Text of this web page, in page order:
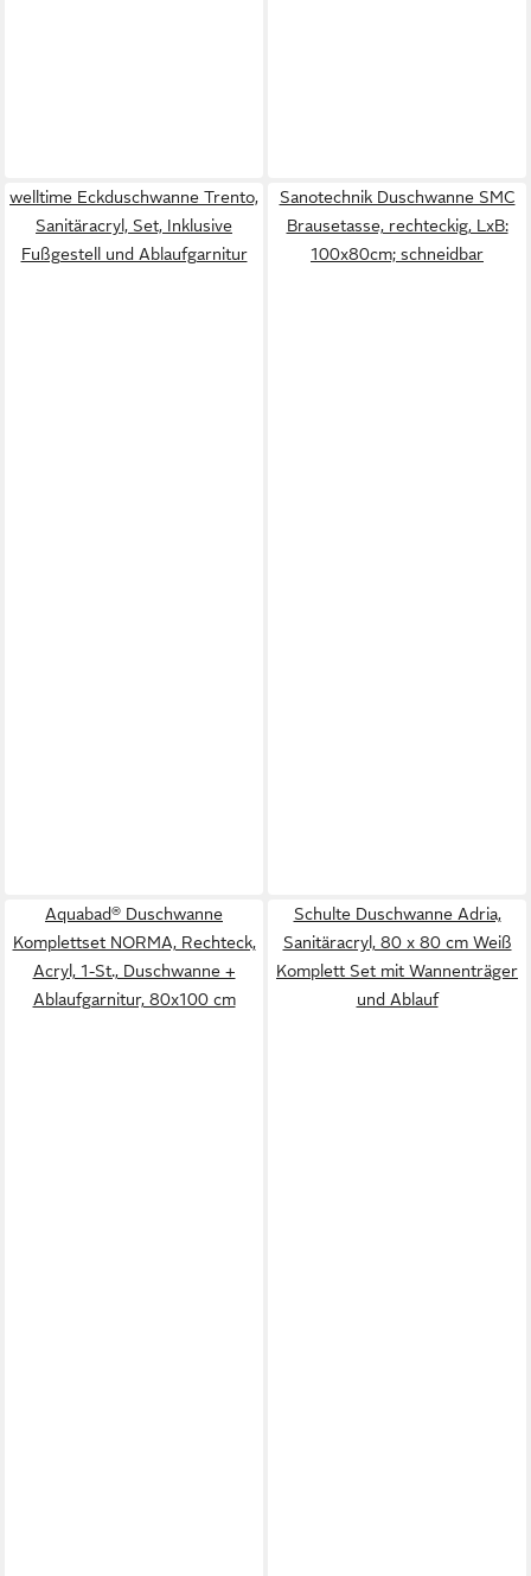
welltime Eckduschwanne Trento,
Sanitäracryl, Set, Inklusive
Fußgestell und Ablaufgarnitur
Sanotechnik Duschwanne SMC
Brausetasse, rechteckig, LxB:
100x80cm; schneidbar
Aquabad® Duschwanne
Komplettset NORMA, Rechteck,
Acryl, 1-St., Duschwanne +
Ablaufgarnitur, 80x100 cm
Schulte Duschwanne Adria,
Sanitäracryl, 80 x 80 cm Weiß
Komplett Set mit Wannenträger
und Ablauf